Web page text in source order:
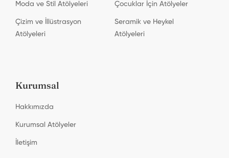
Moda ve Stil Atölyeleri Çocuklar İçin Atölyeler
Çizim ve İllüstrasyon
Atölyeleri
Seramik ve Heykel
Atölyeleri
Kurumsal
Hakkımızda
Kurumsal Atölyeler
İletişim